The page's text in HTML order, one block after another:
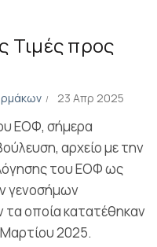
Τιμές προς
23 Απρ 2025
ΕΟΦ, σήμερα
αρχείο με την
του ΕΟΦ ως
γενοσήμων
οποία κατατέθηκαν
2025.